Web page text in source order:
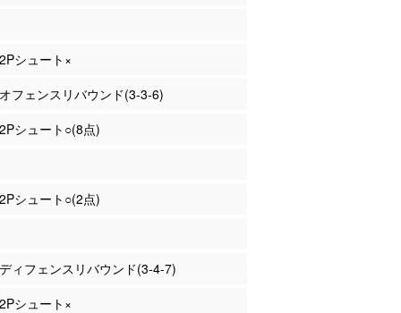
シュート×
フェンスリバウンド(3-3-6)
シュート○(8点)
シュート○(2点)
ィフェンスリバウンド(3-4-7)
シュート×